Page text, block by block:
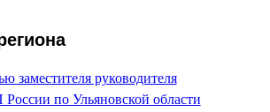
заместителя руководителя
по Ульяновской области